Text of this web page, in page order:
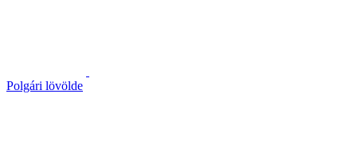
Polgári lövölde